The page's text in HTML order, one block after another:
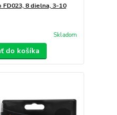
8 dielna, 3-10
Skladom
do košíka